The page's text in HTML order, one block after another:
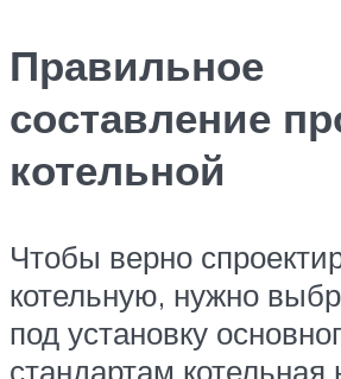
Правильное
составление
котельной
Чтобы верно
котельную, нужно
под установку
стандартам